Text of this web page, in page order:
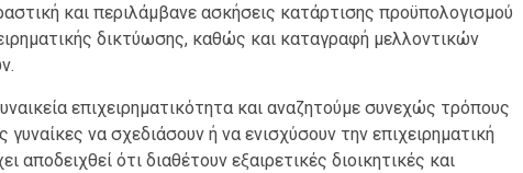
και περιλάμβανε ασκήσεις κατάρτισης προϋπολογισμού
δικτύωσης, καθώς και καταγραφή μελλοντικών
επιχειρηματικότητα και αναζητούμε συνεχώς τρόπους
γυναίκες να σχεδιάσουν ή να ενισχύσουν την επιχειρηματική
αποδειχθεί ότι διαθέτουν εξαιρετικές διοικητικές και